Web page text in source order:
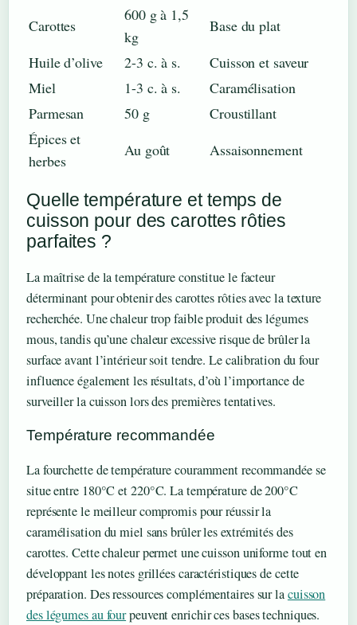
Carottes
600 g à 1,5
kg
Base du plat
Huile d’olive
2-3 c. à s.
Cuisson et saveur
Miel
1-3 c. à s.
Caramélisation
Parmesan
50 g
Croustillant
Épices et
herbes
Au goût Assaisonnement
Quelle température et temps de
cuisson pour des carottes rôties
parfaites ?
La maîtrise de la température constitue le facteur
déterminant pour obtenir des carottes rôties avec la texture
recherchée. Une chaleur trop faible produit des légumes
mous, tandis qu’une chaleur excessive risque de brûler la
surface avant l’intérieur soit tendre. Le calibration du four
influence également les résultats, d’où l’importance de
surveiller la cuisson lors des premières tentatives.
Température recommandée
La fourchette de température couramment recommandée se
situe entre 180°C et 220°C. La température de 200°C
représente le meilleur compromis pour réussir la
caramélisation du miel sans brûler les extrémités des
carottes. Cette chaleur permet une cuisson uniforme tout en
développant les notes grillées caractéristiques de cette
préparation. Des ressources complémentaires sur lacuisson
des légumes au fourpeuvent enrichir ces bases techniques.